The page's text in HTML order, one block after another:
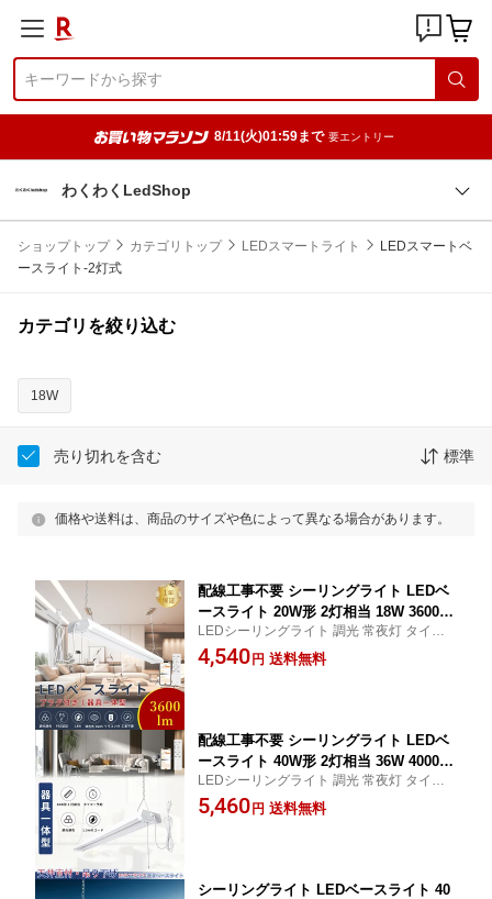
8/11(火)01:59まで 要エントリー
わくわくLedShop
ショップトップ カテゴリトップ LEDスマートライト
LEDスマートベ
ースライト-2灯式
カテゴリを絞り込む
18W
売り切れを含む 標準
価格や送料は、商品のサイズや色によって異なる場合があります。
配線工事不要 シーリングライト LEDベ
ースライト 20W形 2灯相当 18W 3600L
M プルスイッチ付き 調光 調色 一体型ベ
ースライト スマホ操作 LED蛍光灯 20W
LEDシーリングライト 調光 常夜灯 タイマ
ー LED蛍光灯 LEDベースライト 20W 2灯
チェーン 連結 スマホ シーリングライト 14
4,540 円 送料無料
配線工事不要 シーリングライト LEDベ
ースライト 40W形 2灯相当 36W 4000L
M プルスイッチ付き 調光 調色 一体型ベ
ースライト スマホ操作 LED蛍光灯 40W
マー
LEDシーリングライト 調光 常夜灯 タイマ
ー LED蛍光灯 LEDベースライト 40W 2灯
チェーン 連結 スマホ シーリングライト 14
5,460 円 送料無料
シーリングライト LEDベースライト 40